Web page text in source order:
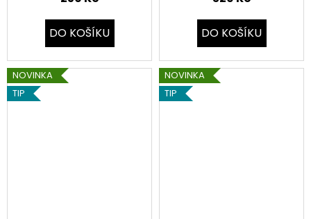
DO KOŠÍKU DO KOŠÍKU
NOVINKA
TIP
NOVINKA
TIP